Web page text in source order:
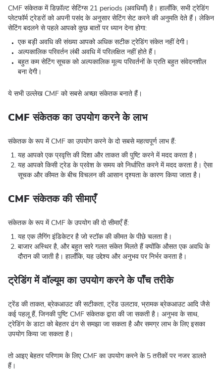
CMF संकेतक में डिफ़ॉल्ट सेटिंग्स 21 periods (अवधियाँ) है। हालाँकि, सभी ट्रेडिंग
प्लेटफॉर्म ट्रेडरों को अपनी पसंद के अनुसार सेटिंग सेट करने की अनुमति देते हैं। लेकिन
सेटिंग बदलने से पहले आपको कुछ बातों पर ध्यान देना होगा:
एक बड़ी अवधि की संख्या आपको अधिक सटीक ट्रेडिंग संकेत नहीं देगी।
अल्पकालिक परिवर्तन लंबी अवधि में परिलक्षित नहीं होते हैं।
बहुत कम सेटिंग सूचक को अल्पकालिक मूल्य परिवर्तनों के प्रति बहुत संवेदनशील
बना देगी।
ये सभी उल्लेख CMF को सबसे अच्छा संकेतक बनाते हैं।
CMF संकेतक का उपयोग करने के लाभ
संकेतक के रूप में CMF का उपयोग करने के दो सबसे महत्वपूर्ण लाभ हैं:
यह आपको एक प्रवृत्ति की दिशा और ताकत की पुष्टि करने में मदद करता है।
यह आपको किसी ट्रेड के प्रवेश के समय को निर्धारित करने में मदद करता है। ऐसा
सूचक और कीमत के बीच विचलन की आसान दृश्यता के कारण किया जाता है।
CMF संकेतक की सीमाएँ
संकेतक के रूप में CMF के उपयोग की दो सीमाएँ हैं:
यह एक लैगिंग इंडिकेटर है जो स्टॉक की कीमत के पीछे चलता है।
बाजार अस्थिर है, और बहुत सारे गलत संकेत मिलते हैं क्योंकि औसत एक अवधि के
दौरान की जाती है। हालाँकि, यह उद्देश्य और अनुभव पर निर्भर करता है।
ट्रेडिंग में वॉल्यूम का उपयोग करने के पाँच तरीके
ट्रेंड की ताकत, ब्रेकआउट की सटीकता, ट्रेंड उलटाव, भ्रामक ब्रेकआउट आदि जैसे
कई पहलू हैं, जिनकी पुष्टि CMF संकेतक द्वारा की जा सकती है। अनुभव के साथ,
ट्रेडिंग के डाटा को बेहतर ढंग से समझा जा सकता है और समग्र लाभ के लिए इसका
उपयोग किया जा सकता है।
तो आइए बेहतर परिणाम के लिए CMF का उपयोग करने के 5 तरीकों पर नजर डालते
हैं।